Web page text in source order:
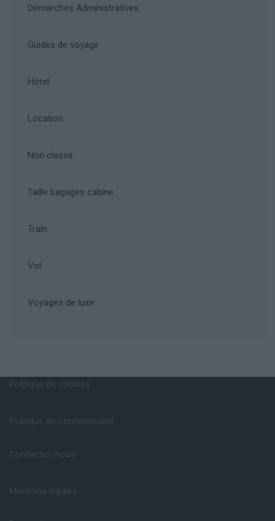
Démarches Administratives
Guides de voyage
Hôtel
Location
Non classé
Taille bagages cabine
Train
Vol
Voyages de luxe